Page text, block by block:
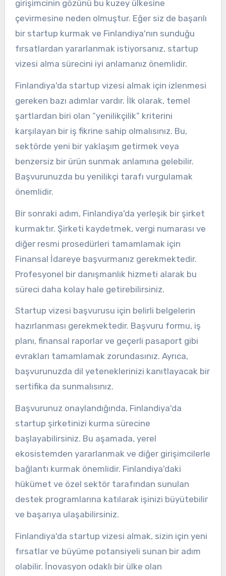
girişimcinin gözünü bu kuzey ülkesine
çevirmesine neden olmuştur. Eğer siz de başarılı
bir startup kurmak ve Finlandiya'nın sunduğu
fırsatlardan yararlanmak istiyorsanız, startup
vizesi alma sürecini iyi anlamanız önemlidir.
Finlandiya'da startup vizesi almak için izlenmesi
gereken bazı adımlar vardır. İlk olarak, temel
şartlardan biri olan “yenilikçilik” kriterini
karşılayan bir iş fikrine sahip olmalısınız. Bu,
sektörde yeni bir yaklaşım getirmek veya
benzersiz bir ürün sunmak anlamına gelebilir.
Başvurunuzda bu yenilikçi tarafı vurgulamak
önemlidir.
Bir sonraki adım, Finlandiya'da yerleşik bir şirket
kurmaktır. Şirketi kaydetmek, vergi numarası ve
diğer resmi prosedürleri tamamlamak için
Finansal İdareye başvurmanız gerekmektedir.
Profesyonel bir danışmanlık hizmeti alarak bu
süreci daha kolay hale getirebilirsiniz.
Startup vizesi başvurusu için belirli belgelerin
hazırlanması gerekmektedir. Başvuru formu, iş
planı, finansal raporlar ve geçerli pasaport gibi
evrakları tamamlamak zorundasınız. Ayrıca,
başvurunuzda dil yeteneklerinizi kanıtlayacak bir
sertifika da sunmalısınız.
Başvurunuz onaylandığında, Finlandiya'da
startup şirketinizi kurma sürecine
başlayabilirsiniz. Bu aşamada, yerel
ekosistemden yararlanmak ve diğer girişimcilerle
bağlantı kurmak önemlidir. Finlandiya'daki
hükümet ve özel sektör tarafından sunulan
destek programlarına katılarak işinizi büyütebilir
ve başarıya ulaşabilirsiniz.
Finlandiya'da startup vizesi almak, sizin için yeni
fırsatlar ve büyüme potansiyeli sunan bir adım
olabilir. İnovasyon odaklı bir ülke olan